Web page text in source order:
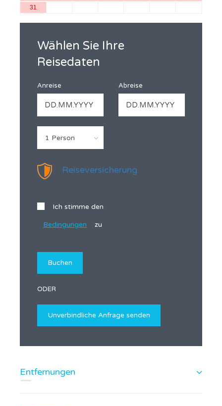
31
Wählen Sie Ihre
Reisedaten
Anreise Abreise
1 Person
Reiseversicherung
Ich stimme den
Bedingungen zu
ODER
Entfernungen